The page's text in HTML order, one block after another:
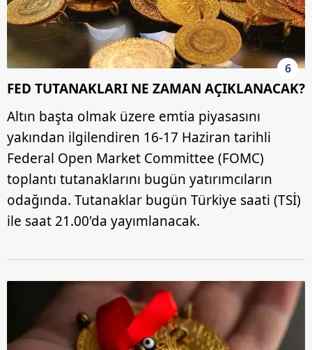
6
FED TUTANAKLARI NE ZAMAN AÇIKLANACAK?
Altın başta olmak üzere emtia piyasasını
yakından ilgilendiren 16-17 Haziran tarihli
Federal Open Market Committee (FOMC)
toplantı tutanaklarını bugün yatırımcıların
odağında. Tutanaklar bugün Türkiye saati (TSİ)
ile saat 21.00'da yayımlanacak.